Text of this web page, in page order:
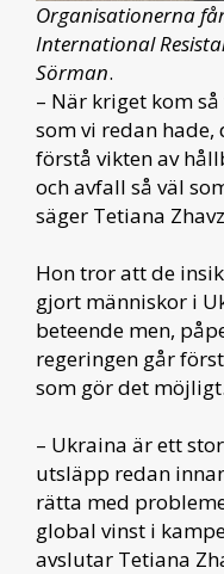
Organisationerna
International
Sörman.
– När kriget kom
som vi redan
förstå vikten av
och avfall så väl
säger Tetiana
Hon tror att de
gjort människor i
beteende men,
regeringen går
som gör det möjligt.
– Ukraina är ett
utsläpp redan
rätta med
global vinst i
avslutar Tetiana